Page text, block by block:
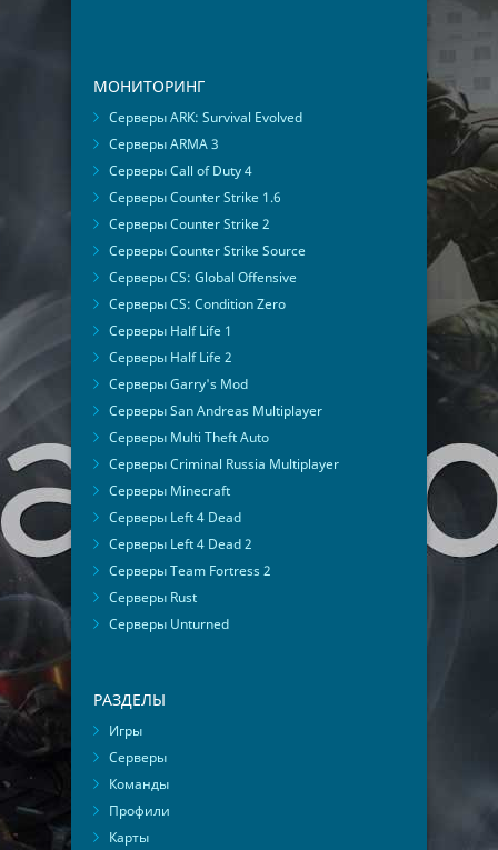
МОНИТОРИНГ
Серверы ARK: Survival Evolved
Серверы ARMA 3
Серверы Call of Duty 4
Серверы Counter Strike 1.6
Серверы Counter Strike 2
Серверы Counter Strike Source
Серверы CS: Global Offensive
Серверы CS: Condition Zero
Серверы Half Life 1
Серверы Half Life 2
Серверы Garry's Mod
Серверы San Andreas Multiplayer
Серверы Multi Theft Auto
Серверы Criminal Russia Multiplayer
Серверы Minecraft
Серверы Left 4 Dead
Серверы Left 4 Dead 2
Серверы Team Fortress 2
Серверы Rust
Серверы Unturned
РАЗДЕЛЫ
Игры
Серверы
Команды
Профили
Карты